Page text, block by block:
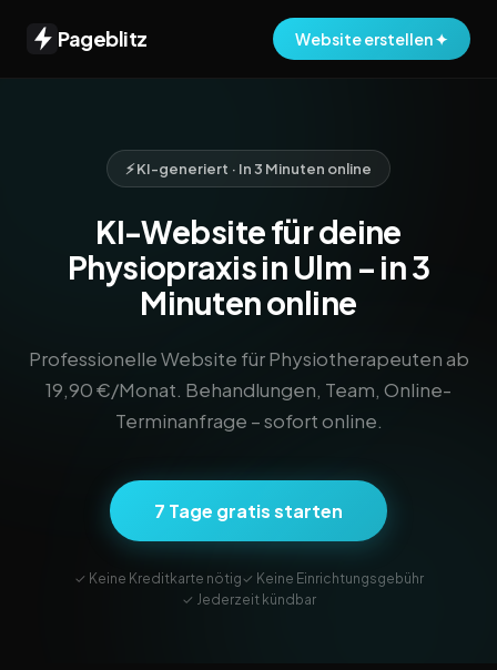
Pageblitz Website erstellen ✦
⚡ KI-generiert · In 3 Minuten online
KI-Website für deine
Physiopraxis in Ulm – in 3
Minuten online
Professionelle Website für Physiotherapeuten ab
19,90 €/Monat. Behandlungen, Team, Online-
Terminanfrage – sofort online.
7 Tage gratis starten
✓ Keine Kreditkarte nötig✓ Keine Einrichtungsgebühr
✓ Jederzeit kündbar